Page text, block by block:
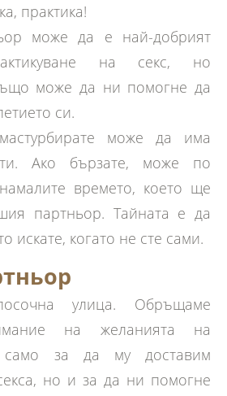
практика!
може да е най-добрият
на секс, но
може да ни помогне да
си.
може да има
Ако бързате, може по
времето, което ще
партньор. Тайната е да
искате, когато не сте сами.
улица. Обръщаме
на желанията на
само за да му доставим
но и за да ни помогне